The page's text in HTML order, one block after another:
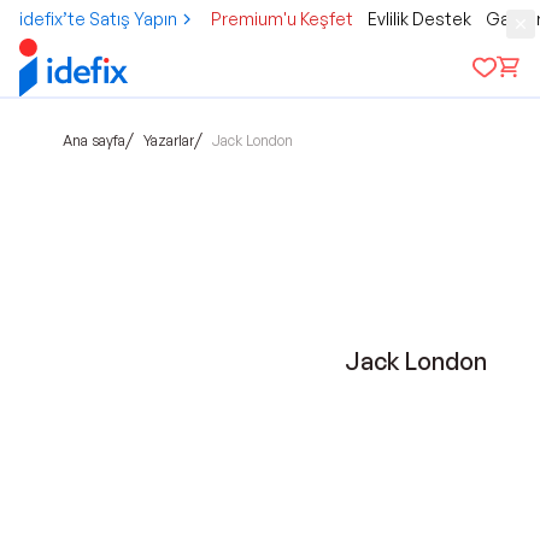
idefix’te Satış Yapın Premium'u Keşfet Evlilik Destek
Ana sayfa/ Yazarlar/ Jack London
Jack London